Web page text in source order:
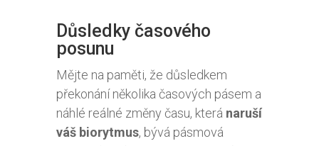
Důsledky časového
posunu
Mějte na paměti, že důsledkem
překonání několika časových pásem a
náhlé reálné změny času, která naruší
váš biorytmus, bývá pásmová